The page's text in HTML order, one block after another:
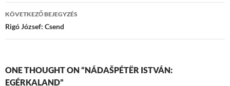
KÖVETKEZŐ BEJEGYZÉS
Rigó József: Csend
ONE THOUGHT ON “NÁDAŠPÉTËR ISTVÁN:
EGÉRKALAND”